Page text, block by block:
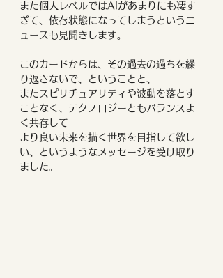
また個人レベルではAIがあまりにも凄す
ぎて、依存状態になってしまうというニ
ュースも見聞きします。
このカードからは、その過去の過ちを繰
り返さないで、ということと、
またスピリチュアリティや波動を落とす
ことなく、テクノロジーともバランスよ
く共存して
より良い未来を描く世界を目指して欲し
い、というようなメッセージを受け取り
ました。